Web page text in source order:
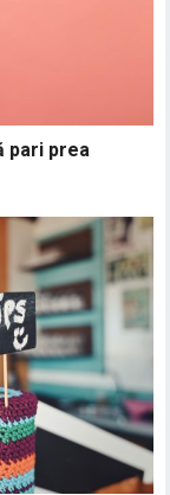
pari prea